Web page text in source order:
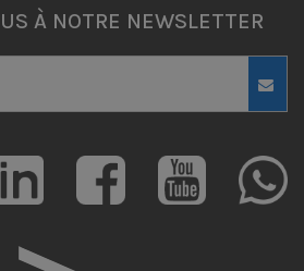
À NOTRE NEWSLETTER